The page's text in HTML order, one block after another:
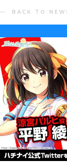
BACK TO